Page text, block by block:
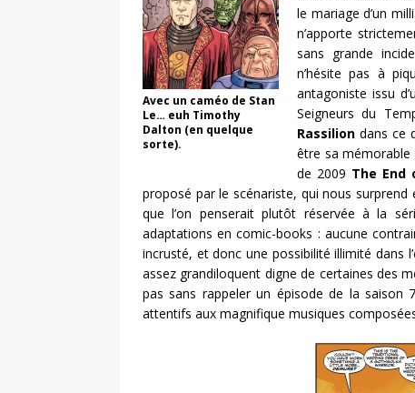
Avec un caméo de Stan
Le… euh Timothy
Dalton (en quelque
sorte).
le mariage d’un
n’apporte
sans grande
n’hésite pas à
antagoniste issu
Seigneurs du
Rassilion dans ce
être sa mémorable
de 2009 The End
proposé par le scénariste, qui nous
que l’on penserait plutôt réservée à la
adaptations en comic-books : aucune
incrusté, et donc une possibilité illimité dans
assez grandiloquent digne de certaines des
pas sans rappeler un épisode de la
attentifs aux magnifique musiques